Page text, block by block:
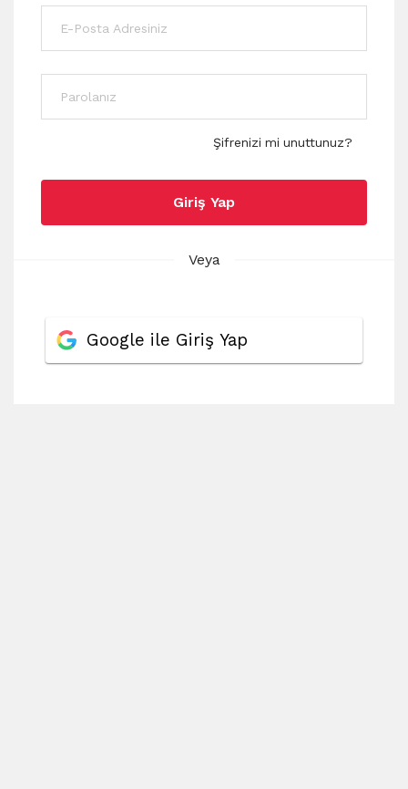
Şifrenizi mi unuttunuz?
Giriş Yap
Veya
Google ile Giriş Yap